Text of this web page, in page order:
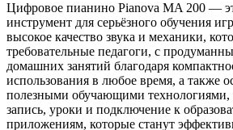
Цифровое пианино Pianova MA 200 —
инструмент для серьёзного обучения
высокое качество звука и механики,
требовательные педагоги, с
домашних занятий благодаря
использования в любое время, а также
полезными обучающими технологиями,
запись, уроки и подключение к
приложениям, которые станут